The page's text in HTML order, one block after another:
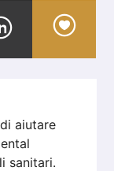
aiutare
sanitari.